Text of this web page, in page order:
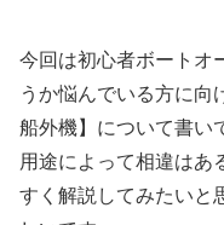
今回は初心者ボートオ
うか悩んでいる方に向
船外機】について書い
用途によって相違はあ
すく解説してみたいと